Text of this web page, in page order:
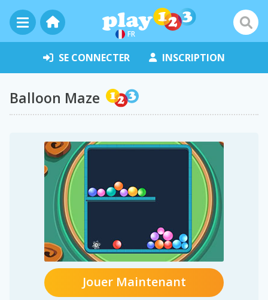
FR
SE CONNECTER INSCRIPTION
Balloon Maze
Jouer Maintenant